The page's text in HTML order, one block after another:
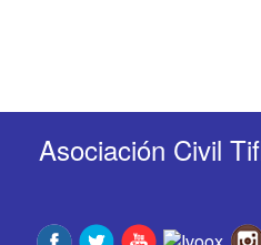
Asociación Civil